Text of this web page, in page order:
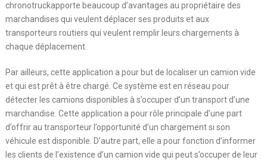
chronotruckapporte beaucoup d’avantages au propriétaire des
marchandises qui veulent déplacer ses produits et aux
transporteurs routiers qui veulent remplir leurs chargements à
chaque déplacement.
Par ailleurs, cette application a pour but de localiser un camion vide
et qui est prêt à être chargé. Ce système est en réseau pour
détecter les camions disponibles à s’occuper d’un transport d’une
marchandise. Cette application a pour rôle principale d’une part
d’offrir au transporteur l’opportunité d’un chargement si son
véhicule est disponible. D’autre part, elle a pour fonction d’informer
les clients de l’existence d’un camion vide qui peut s’occuper de leur